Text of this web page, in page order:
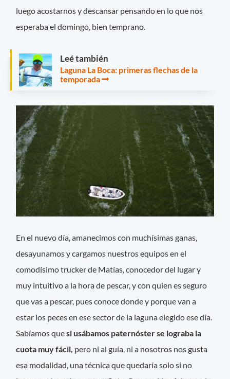
luego acostarnos y descansar pensando en lo que nos
esperaba el domingo, bien temprano.
Leé también
Laguna La Boca: primeras flechas de la
temporada
En el nuevo día, amanecimos con muchísimas ganas,
desayunamos y cargamos nuestros equipos en el
comodísimo trucker de Matías, conocedor del lugar y
muy intuitivo a la hora de pescar, y con quien es seguro
que vas a pescar, pues conoce donde y porque van a
estar los peces en ese sector de la laguna elegido ese día.
Sabíamos quesi usábamos paternóster se lograba la
cuota muy fácil, pero ni al guía, ni a nosotros nos gusta
esa modalidad, una técnica que quedaría solo si no